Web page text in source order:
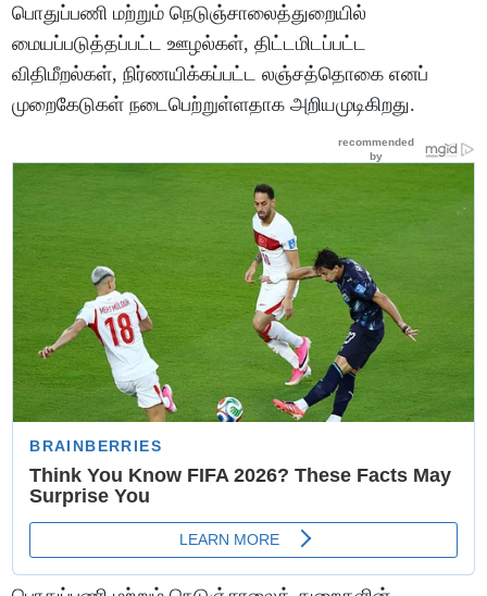
பொதுப்பணி மற்றும் நெடுஞ்சாலைத்துறையில்
மையப்படுத்தப்பட்ட ஊழல்கள், திட்டமிடப்பட்ட
விதிமீறல்கள், நிர்ணயிக்கப்பட்ட லஞ்சத்தொகை எனப்
முறைகேடுகள் நடைபெற்றுள்ளதாக அறியமுடிகிறது.